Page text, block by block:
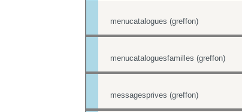
menucatalogues (greffon)
menucataloguesfamilles (greffon)
messagesprives (greffon)